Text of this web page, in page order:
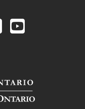
Aid Ontario
X YouTube